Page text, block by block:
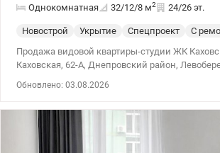
Однокомнатная 32/12/8 м2 24/26 эт.
Новострой Укрытие Спецпроект
С
Продажа видовой квартиры-студии ЖК
Каховская, 62-А, Днепровский район,
этажного дома 2020 года. Квартира хорошо
часть, обеденная зона и просторная гостиная
большим спальным местом и телевизором.
Обновлено: 03.08.2026